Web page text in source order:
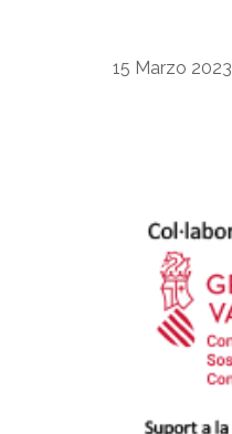
15 Marzo 2023